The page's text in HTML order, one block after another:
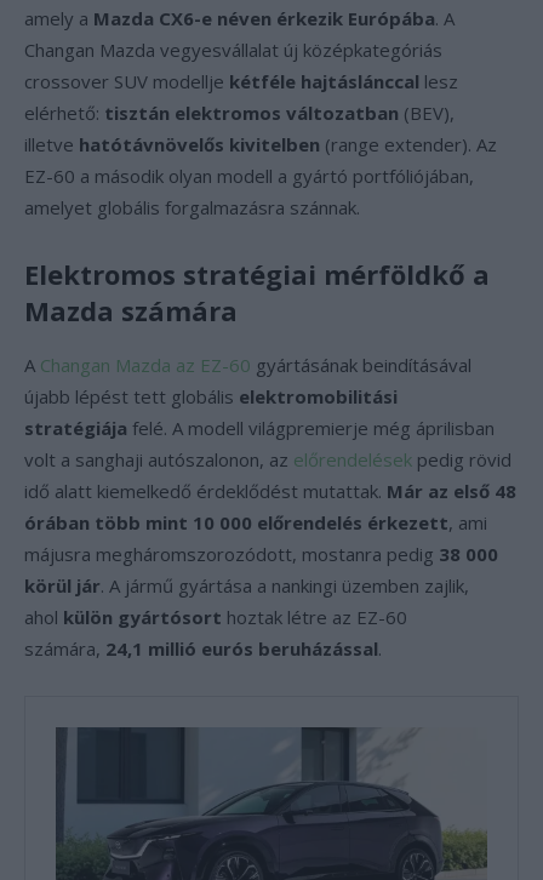
amely a Mazda CX6-e néven érkezik Európába. A
Changan Mazda vegyesvállalat új középkategóriás
crossover SUV modellje kétféle hajtáslánccal lesz
elérhető: tisztán elektromos változatban (BEV),
illetve hatótávnövelős kivitelben (range extender). Az
EZ-60 a második olyan modell a gyártó portfóliójában,
amelyet globális forgalmazásra szánnak.
Elektromos stratégiai mérföldkő a
Mazda számára
A Changan Mazda az EZ-60 gyártásának beindításával
újabb lépést tett globális elektromobilitási
stratégiája felé. A modell világpremierje még áprilisban
volt a sanghaji autószalonon, az előrendelések pedig rövid
idő alatt kiemelkedő érdeklődést mutattak. Már az első 48
órában több mint 10 000 előrendelés érkezett, ami
májusra megháromszorozódott, mostanra pedig 38 000
körül jár. A jármű gyártása a nankingi üzemben zajlik,
ahol külön gyártósort hoztak létre az EZ-60
számára, 24,1 millió eurós beruházással.